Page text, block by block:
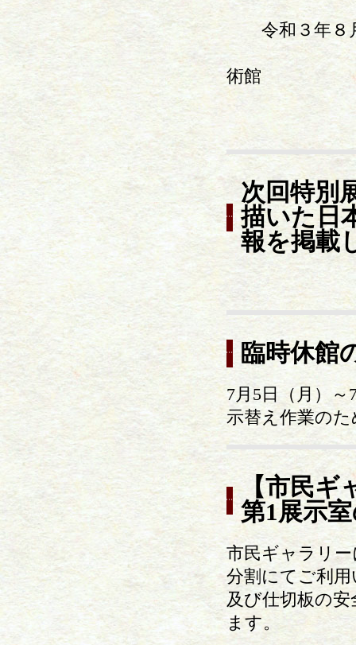
令和３年８
術館
次回特別
描いた日
報を掲載
臨時休館
7月5日（月）
示替え作業の
【市民ギ
第1展示
市民ギャラリ
分割にてご利
及び仕切板の
ます。